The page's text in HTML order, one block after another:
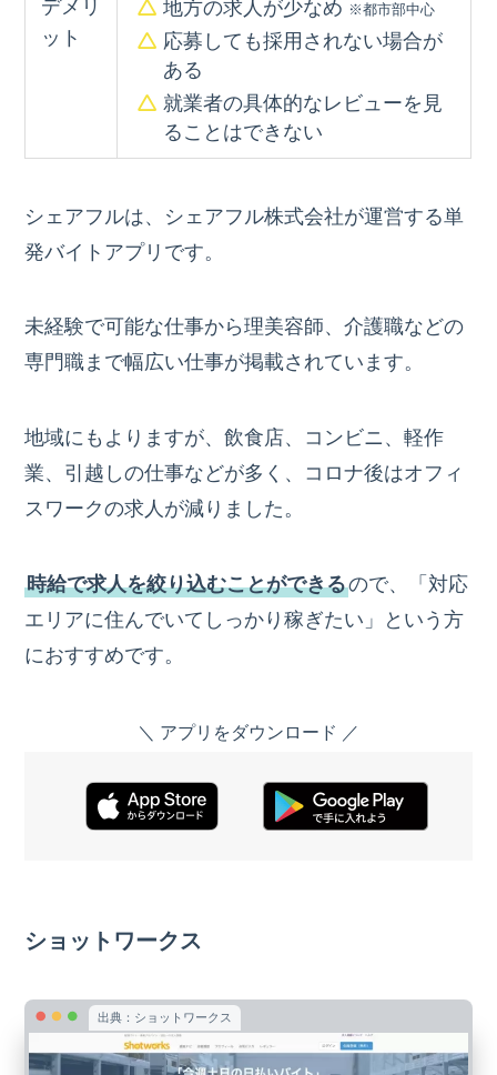
デメリ
ット
地方の求人が少なめ ※都市部中心
応募しても採用されない場合が
ある
就業者の具体的なレビューを見
ることはできない
シェアフルは、シェアフル株式会社が運営する単
発バイトアプリです。
未経験で可能な仕事から理美容師、介護職などの
専門職まで幅広い仕事が掲載されています。
地域にもよりますが、飲食店、コンビニ、軽作
業、引越しの仕事などが多く、コロナ後はオフィ
スワークの求人が減りました。
時給で求人を絞り込むことができるので、「対応
エリアに住んでいてしっかり稼ぎたい」という方
におすすめです。
＼ アプリをダウンロード ／
ショットワークス
出典：ショットワークス